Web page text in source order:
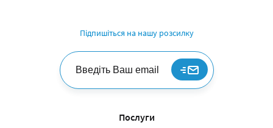
Підпишіться на нашу розсилку
Послуги